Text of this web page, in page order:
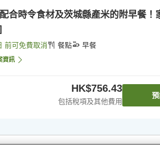
合時令食材及茨城縣產米的附早餐！
前可免費取消 餐點 早餐
資訊
HK$756.43
包括稅項及其他費用